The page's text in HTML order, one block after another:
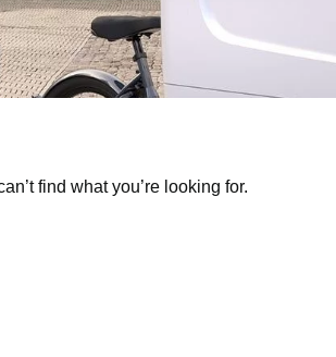
find what you’re looking for.